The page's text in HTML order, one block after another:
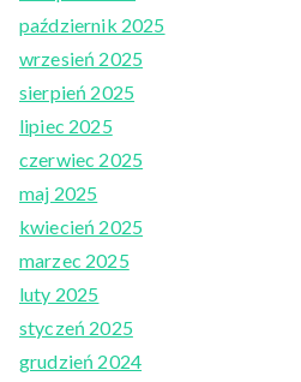
październik 2025
wrzesień 2025
sierpień 2025
lipiec 2025
czerwiec 2025
maj 2025
kwiecień 2025
marzec 2025
luty 2025
styczeń 2025
grudzień 2024